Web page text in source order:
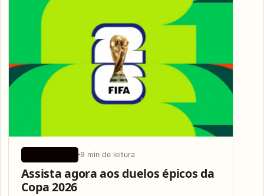
9 min de leitura
Assista agora aos duelos épicos da
Copa 2026